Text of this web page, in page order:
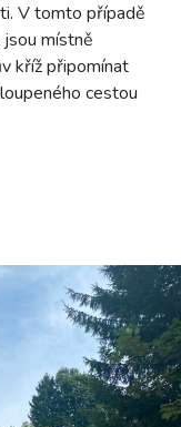
V tomto případě
místně
kříž připomínat
cestou